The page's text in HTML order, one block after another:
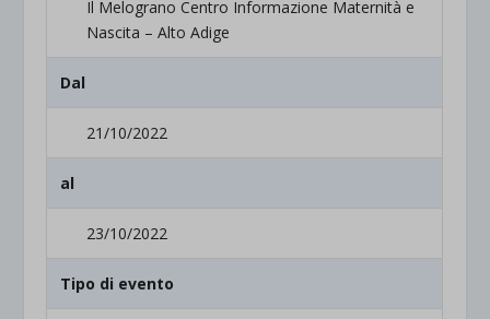
Il Melograno Centro Informazione Maternità e
Nascita – Alto Adige
Dal
21/10/2022
al
23/10/2022
Tipo di evento